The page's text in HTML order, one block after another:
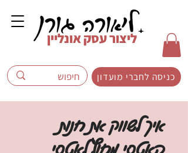
כניסה לחברי מועדון
ליצור עסק אונליין
איך לשווק את חנות
האטסי מחוץ לאטסי